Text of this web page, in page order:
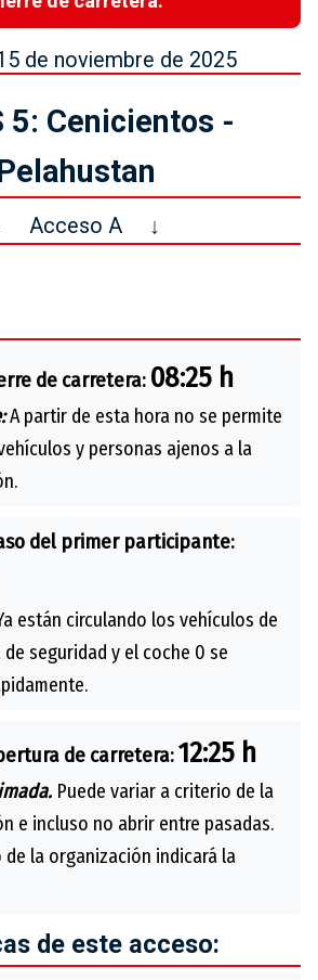
de noviembre de 2025
5: Cenicientos -
Acceso A ↓
de carretera: 08:25 h
A partir de esta hora no se permite
y personas ajenos a la
del primer participante:
están circulando los vehículos de
de seguridad y el coche 0 se
de carretera:12:25 h
Puede variar a criterio de la
e incluso no abrir entre pasadas.
de la organización indicará la
de este acceso: